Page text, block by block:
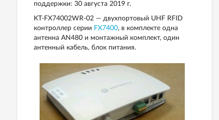
поддержки: 30 августа 2019 г.
KT-FX74002WR-02 — двухпортовый UHF RFID
контроллер серии FX7400, в комплекте одна
антенна AN480 и монтажный комплект, один
антенный кабель, блок питания.